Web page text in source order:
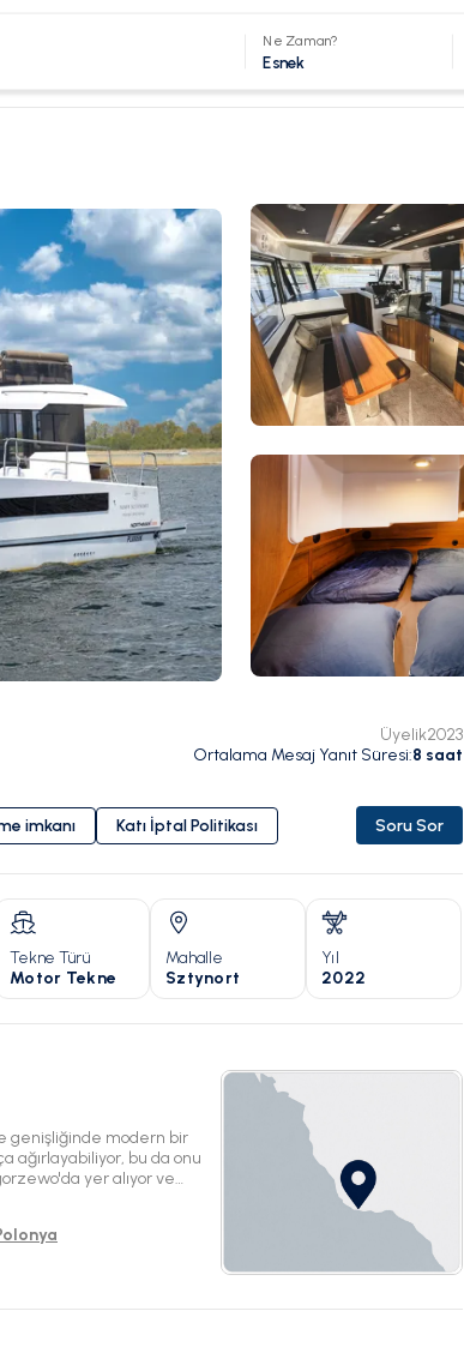
Ne Zaman?
Esnek
Üyelik2023
Ortalama Mesaj Yanıt Süresi:8 saat
imkanı Katı İptal Politikası Soru Sor
Tekne Türü
Motor Tekne
Mahalle
Sztynort
Yıl
2022
genişliğinde modern bir
ağırlayabiliyor, bu da onu
yer alıyor ve